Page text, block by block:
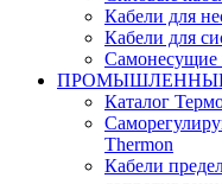
Кабели для
Кабели для
Самонесущие
Каталог
Thermon
Кабели